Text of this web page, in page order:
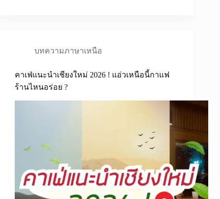
บทความภาษาเหนือ
คาเฟ่แนะนำเชียงใหม่ 2026 ! แอ่วเหนือนี้กาแฟ
ร้านไหนอร่อย ?